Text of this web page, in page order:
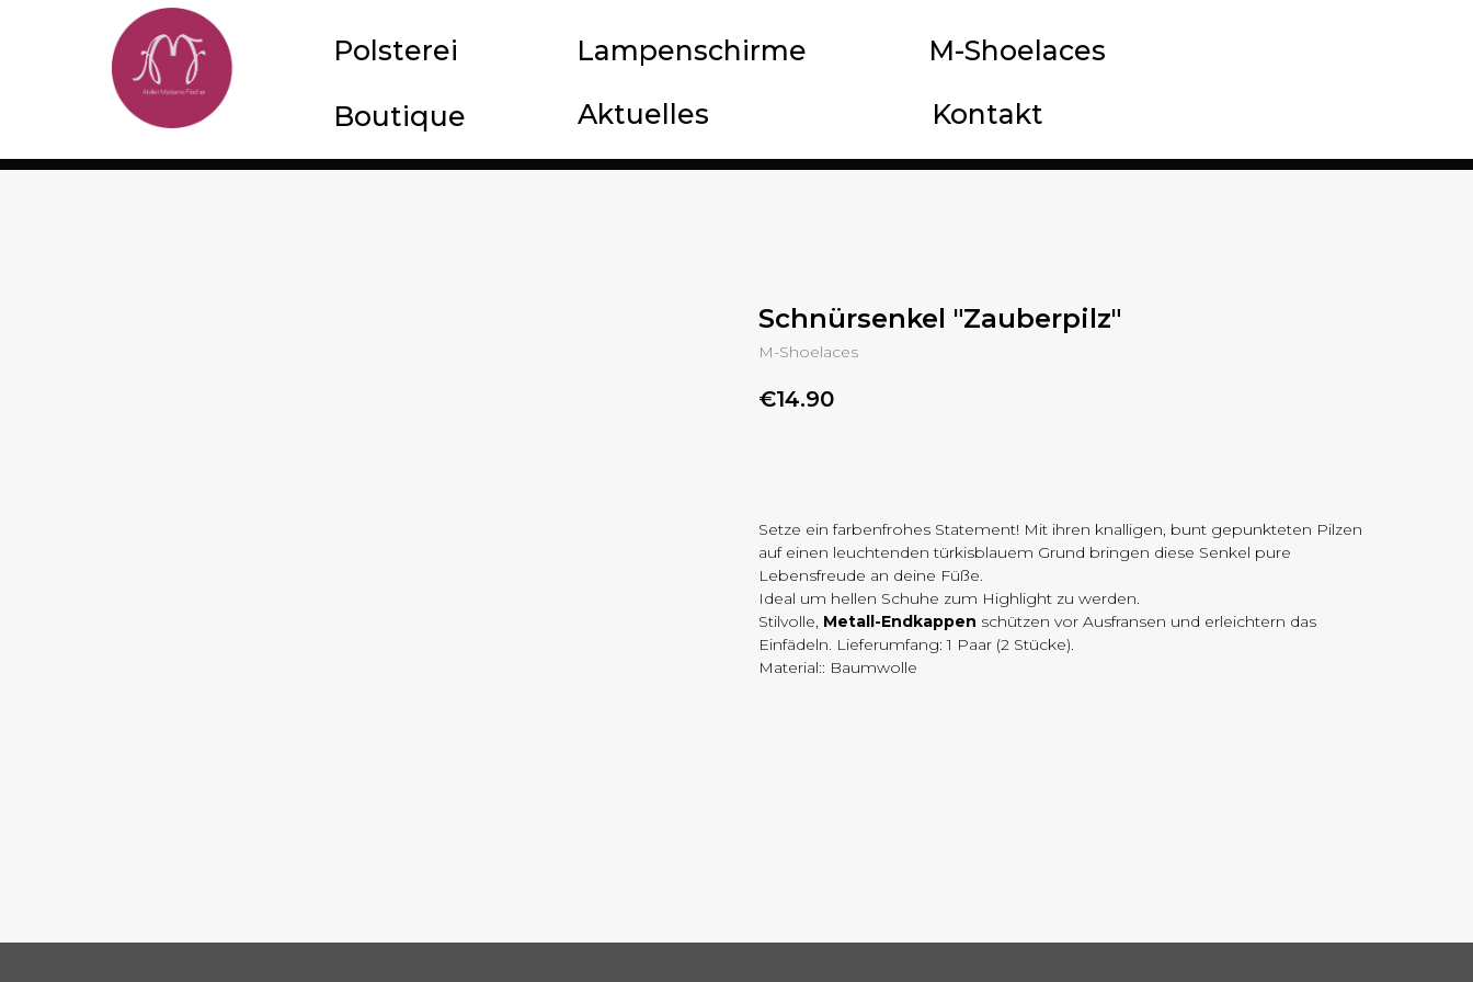
Polsterei
Lampenschirme
Boutique
Kontakt
Aktuelles
M-Shoelaces
Schnürsenkel "Zauberpilz"
M-Shoelaces
€14.90
Setze ein farbenfrohes Statement! Mit ihren knalligen, bunt gepunkteten Pilzen
auf einen leuchtenden türkisblauem Grund bringen diese Senkel pure
Lebensfreude an deine Füße.
Ideal um hellen Schuhe zum Highlight zu werden.
Stilvolle, Metall-Endkappen schützen vor Ausfransen und erleichtern das
Einfädeln. Lieferumfang: 1 Paar (2 Stücke).
Material:: Baumwolle